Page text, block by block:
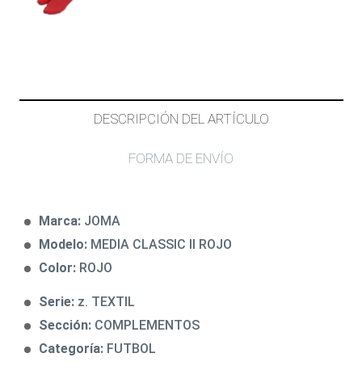
DESCRIPCIÓN DEL ARTÍCULO
FORMA DE ENVÍO
Marca: JOMA
Modelo: MEDIA CLASSIC II ROJO
Color: ROJO
Serie: z. TEXTIL
Sección: COMPLEMENTOS
Categoría: FUTBOL